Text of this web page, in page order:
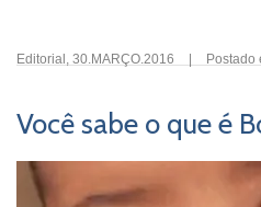
Editorial , 30.MARÇO.2016 Postado
Você sabe o que é